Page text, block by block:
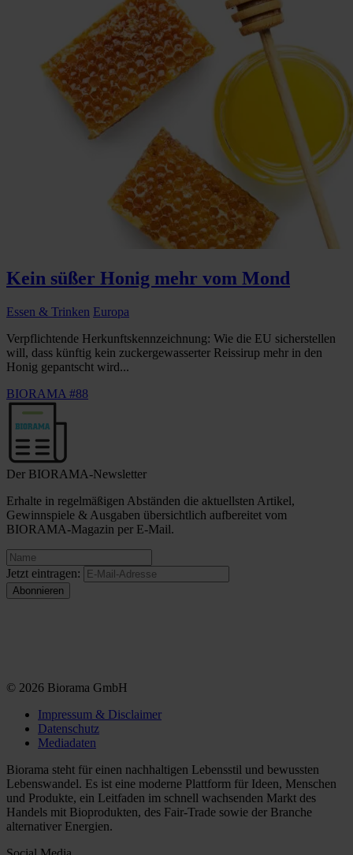
Kein süßer Honig mehr vom Mond
Essen & Trinken Europa
Verpflichtende Herkunftskennzeichnung: Wie die EU sicherstellen
will, dass künftig kein zuckergewasserter Reissirup mehr in den
Honig gepantscht wird...
BIORAMA #88
Der BIORAMA-Newsletter
Erhalte in regelmäßigen Abständen die aktuellsten Artikel,
Gewinnspiele & Ausgaben übersichtlich aufbereitet vom
BIORAMA-Magazin per E-Mail.
Jetzt eintragen:
© 2026 Biorama GmbH
Impressum & Disclaimer
Datenschutz
Mediadaten
Biorama steht für einen nachhaltigen Lebensstil und bewussten
Lebenswandel. Es ist eine moderne Plattform für Ideen, Menschen
und Produkte, ein Leitfaden im schnell wachsenden Markt des
Handels mit Bioprodukten, des Fair-Trade sowie der Branche
alternativer Energien.